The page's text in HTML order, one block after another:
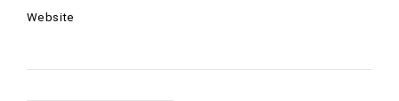
Website